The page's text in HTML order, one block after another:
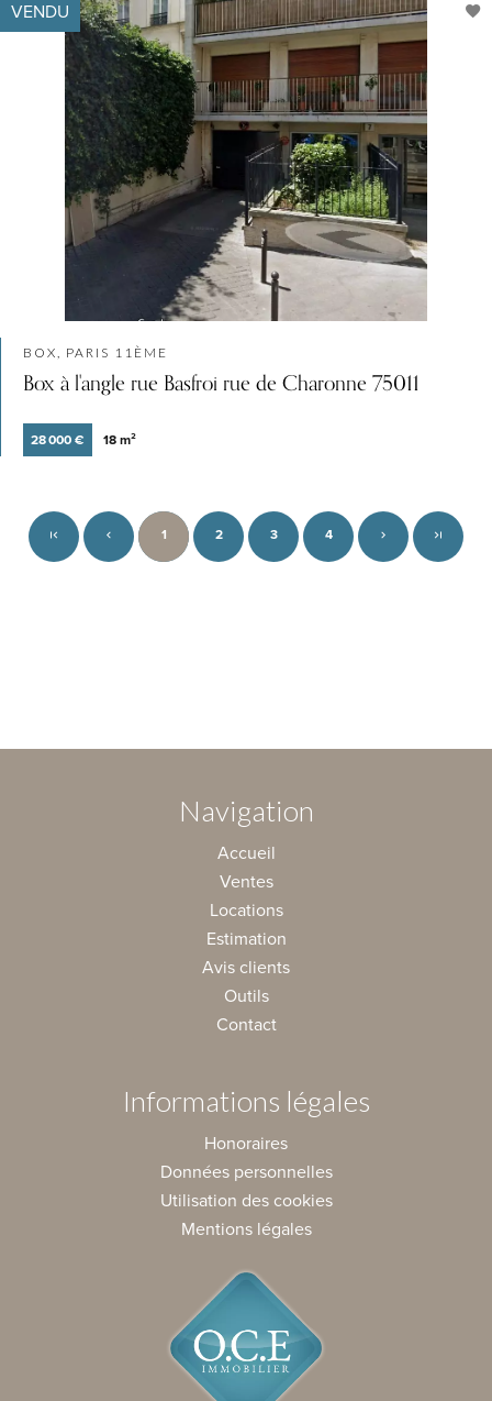
BOX, PARIS 11ÈME
Box à l'angle rue Basfroi rue de Charonne 75011
28 000 € 18 m²
VENDU
1 2 3 4
Navigation
Accueil
Ventes
Locations
Estimation
Avis clients
Outils
Contact
Informations légales
Honoraires
Données personnelles
Utilisation des cookies
Mentions légales